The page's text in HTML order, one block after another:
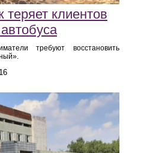
клиентов
требуют восстановить